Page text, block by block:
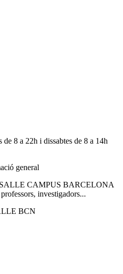
8 a 22h i dissabtes de 8 a 14h
general
CAMPUS BARCELONA
investigadors...
BCN